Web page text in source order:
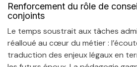
Renforcement du rôle de
conjoints
Le temps soustrait aux tâches
réalloué au cœur du métier :
traduction des enjeux légaux en